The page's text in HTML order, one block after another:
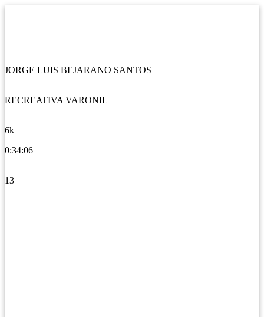
JORGE LUIS BEJARANO SANTOS
RECREATIVA VARONIL
6k
0:34:06
13